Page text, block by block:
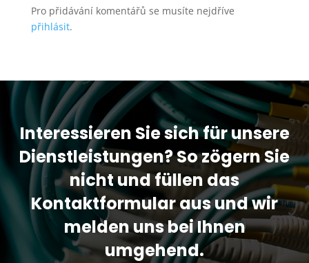
Pro přidávání komentářů se musíte nejdříve
přihlásit.
Interessieren Sie sich für unsere
Dienstleistungen? So zögern Sie
nicht und füllen das
Kontaktformular aus und wir
melden uns bei Ihnen
umgehend.